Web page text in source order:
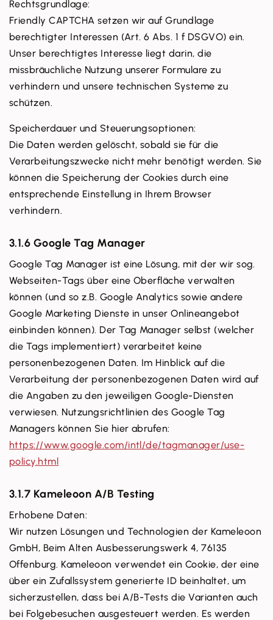
Rechtsgrundlage:
Friendly CAPTCHA setzen wir auf Grundlage
berechtigter Interessen (Art. 6 Abs. 1 f DSGVO) ein.
Unser berechtigtes Interesse liegt darin, die
missbräuchliche Nutzung unserer Formulare zu
verhindern und unsere technischen Systeme zu
schützen.
Speicherdauer und Steuerungsoptionen:
Die Daten werden gelöscht, sobald sie für die
Verarbeitungszwecke nicht mehr benötigt werden. Sie
können die Speicherung der Cookies durch eine
entsprechende Einstellung in Ihrem Browser
verhindern.
3.1.6 Google Tag Manager
Google Tag Manager ist eine Lösung, mit der wir sog.
Webseiten-Tags über eine Oberfläche verwalten
können (und so z.B. Google Analytics sowie andere
Google Marketing Dienste in unser Onlineangebot
einbinden können). Der Tag Manager selbst (welcher
die Tags implementiert) verarbeitet keine
personenbezogenen Daten. Im Hinblick auf die
Verarbeitung der personenbezogenen Daten wird auf
die Angaben zu den jeweiligen Google-Diensten
verwiesen. Nutzungsrichtlinien des Google Tag
Managers können Sie hier abrufen:
https://www.google.com/intl/de/tagmanager/use-
policy.html
3.1.7 Kameleoon A/B Testing
Erhobene Daten:
Wir nutzen Lösungen und Technologien der Kameleoon
GmbH, Beim Alten Ausbesserungswerk 4, 76135
Offenburg. Kameleoon verwendet ein Cookie, der eine
über ein Zufallssystem generierte ID beinhaltet, um
sicherzustellen, dass bei A/B-Tests die Varianten auch
bei Folgebesuchen ausgesteuert werden. Es werden